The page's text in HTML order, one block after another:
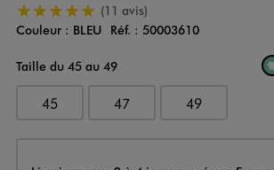
5/5 de moyenne(11 avis)
Couleur
Couleur : BLEU Réf. : 50003610
Taille du 45 au 49
45 47 49